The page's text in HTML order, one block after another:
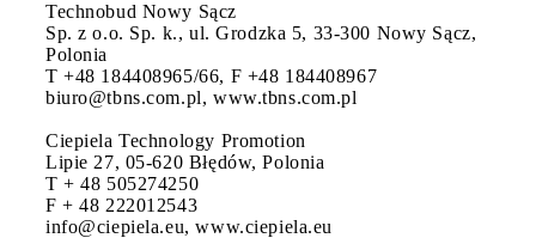
Technobud Nowy Sącz
Sp. z o.o. Sp. k., ul. Grodzka 5, 33-300 Nowy Sącz,
Polonia
T +48 184408965/66, F +48 184408967
biuro@tbns.com.pl, www.tbns.com.pl
Ciepiela Technology Promotion
Lipie 27, 05-620 Błędów, Polonia
T + 48 505274250
F + 48 222012543
info@ciepiela.eu, www.ciepiela.eu